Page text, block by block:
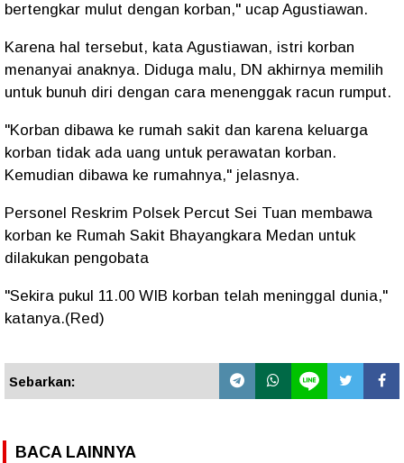
bertengkar mulut dengan korban," ucap Agustiawan.
Karena hal tersebut, kata Agustiawan, istri korban
menanyai anaknya. Diduga malu, DN akhirnya memilih
untuk bunuh diri dengan cara menenggak racun rumput.
"Korban dibawa ke rumah sakit dan karena keluarga
korban tidak ada uang untuk perawatan korban.
Kemudian dibawa ke rumahnya," jelasnya.
Personel Reskrim Polsek Percut Sei Tuan membawa
korban ke Rumah Sakit Bhayangkara Medan untuk
dilakukan pengobata
"Sekira pukul 11.00 WIB korban telah meninggal dunia,"
katanya.(Red)
Sebarkan:
BACA LAINNYA